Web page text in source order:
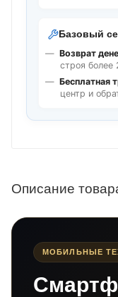
Базовый
Возврат
строя более
Бесплатная
центр и
Описание
МОБИЛЬНЫЕ